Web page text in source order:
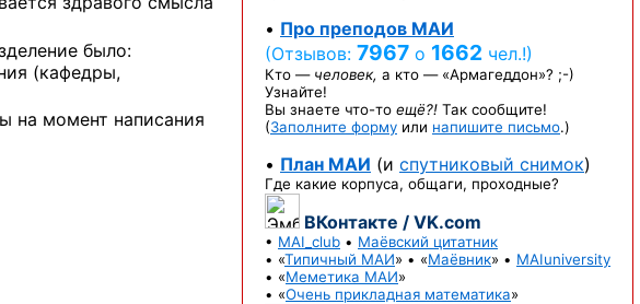
было:
(кафедры,
на момент написания
• Про преподов МАИ
(Отзывов: 7967 о 1662 чел.!)
Кто — человек, а кто — «Армагеддон»? ;-)
Узнайте!
Вы знаете что-то ещё?! Так сообщите!
(Заполните форму или напишите письмо.)
• План МАИ (и спутниковый снимок)
Где какие корпуса, общаги, проходные?
ВКонтакте / VK.com
• MAI_club • Маёвский цитатник
• «Типичный МАИ» • «Маёвник» • MAIuniversity
• «Меметика МАИ»
• «Очень прикладная математика»